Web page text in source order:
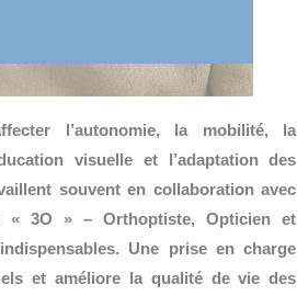
l’autonomie, la mobilité, la
visuelle et l’adaptation des
souvent en collaboration avec
« 3O » – Orthoptiste, Opticien et
Une prise en charge
et améliore la qualité de vie des